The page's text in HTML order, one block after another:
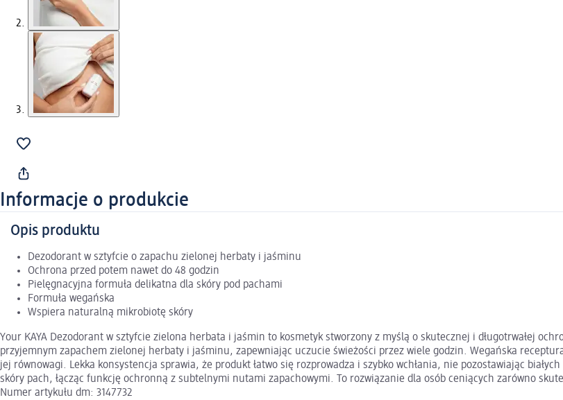
Informacje o produkcie
Opis produktu
Dezodorant w sztyfcie o zapachu zielonej herbaty i jaśminu
Ochrona przed potem nawet do 48 godzin
Pielęgnacyjna formuła delikatna dla skóry pod pachami
Formuła wegańska
Wspiera naturalną mikrobiotę skóry
Your KAYA Dezodorant w sztyfcie zielona herbata i jaśmin to kosmetyk stworzony z myślą o skutecznej i długotrwałej
przyjemnym zapachem zielonej herbaty i jaśminu, zapewniając uczucie świeżości przez wiele godzin. Wegańska
jej równowagi. Lekka konsystencja sprawia, że produkt łatwo się rozprowadza i szybko wchłania, nie pozostawiając
skóry pach, łącząc funkcję ochronną z subtelnymi nutami zapachowymi. To rozwiązanie dla osób ceniących zarówno
Numer artykułu dm: 3147732